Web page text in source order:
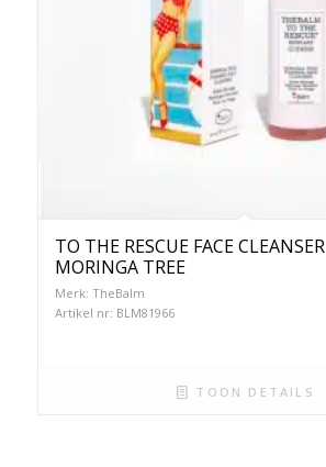
TO THE RESCUE FACE CLEANSER
MORINGA TREE
Merk: TheBalm
Artikel nr: BLM81966
TOON DETAILS